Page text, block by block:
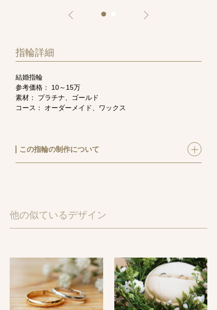
指輪詳細
結婚指輪
参考価格： 10～15万
素材： プラチナ、ゴールド
コース： オーダーメイド、ワックス
この指輪の制作について
リッジリング。
仕上げ：つや消し・鏡面仕上げ
コース：ワックス・オーダーメイド
制作時間：2時間
【指輪お役立ちコラム】
他の似ているデザイン